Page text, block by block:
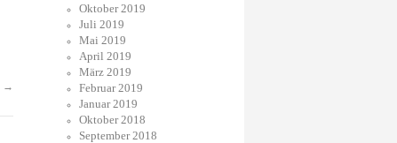
→
Oktober 2019
Juli 2019
Mai 2019
April 2019
März 2019
Februar 2019
Januar 2019
Oktober 2018
September 2018